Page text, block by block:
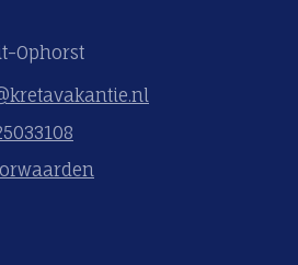
Ophorst